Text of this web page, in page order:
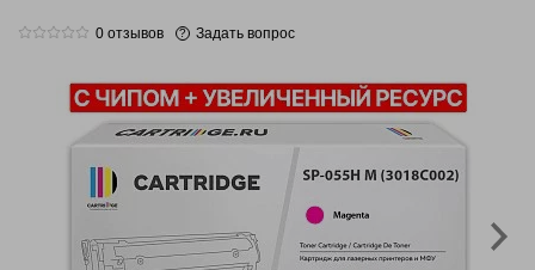
0 отзывов Задать вопрос